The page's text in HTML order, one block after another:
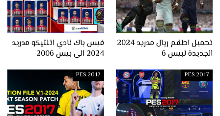
تحميل اطقم ريال مدريد 2024
الجديدة لبيس 6
فيس باك نادي اتلتيكو مدريد
2024 الى بيس 2006
PES 2017
PES 2017